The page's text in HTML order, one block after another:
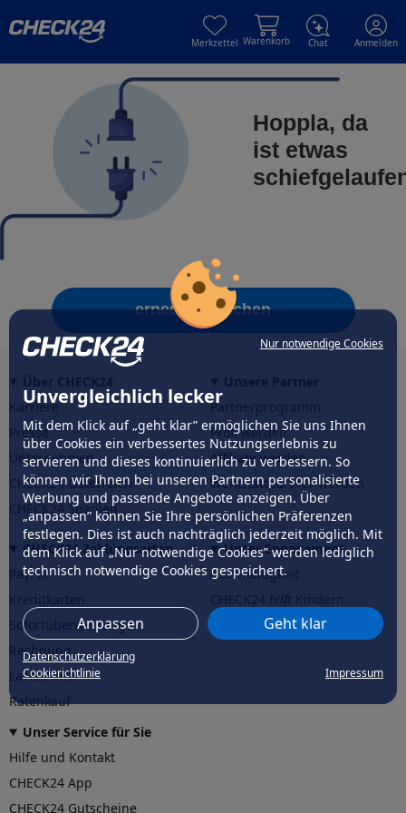
Nur notwendige Cookies
Unvergleichlich lecker
Mit dem Klick auf „geht klar” ermöglichen Sie uns Ihnen
über Cookies ein verbessertes Nutzungserlebnis zu
servieren und dieses kontinuierlich zu verbessern. So
können wir Ihnen bei unseren Partnern personalisierte
Werbung und passende Angebote anzeigen. Über
„anpassen” können Sie Ihre persönlichen Präferenzen
festlegen. Dies ist auch nachträglich jederzeit möglich. Mit
dem Klick auf „Nur notwendige Cookies” werden lediglich
technisch notwendige Cookies gespeichert.
Anpassen Geht klar
Datenschutzerklärung
Cookierichtlinie
Impressum
Merkzettel Warenkorb Chat Anmelden
Hoppla, da
ist etwas
erneut versuchen
Karriere
Presse
Unternehmen
CHECK24 Österreich
CHECK24 Spanien
Partnerprogramm
Profi werden
Affiliate werden
Werkstattpartner werden
CHECK24 Zahlungsarten
PayPal
Sofortüberweisung
Rechnung
Lastschrift
Ratenkauf
Unser Engagement
Nachhaltigkeit
CHECK24hilftder Natur
Unser Service für Sie
Hilfe und Kontakt
CHECK24 App
CHECK24 Gutscheine